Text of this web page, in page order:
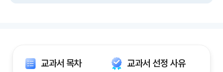
교과서 목차 교과서 선정 사유